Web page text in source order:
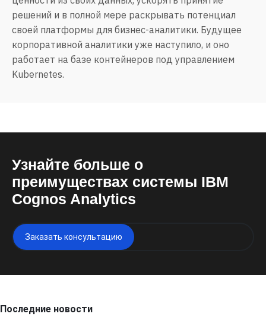
решений и в полной мере раскрывать потенциал
своей платформы для бизнес-аналитики. Будущее
корпоративной аналитики уже наступило, и оно
работает на базе контейнеров под управлением
Kubernetes.
Узнайте больше о
преимуществах системы IBM
Cognos Analytics
Заказать консультацию
Последние новости